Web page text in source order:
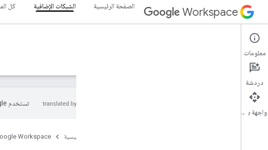
Workspace الصفحة الرئيسية الشبكات الإضافية كل
Add-ons
نظرة عامة
تستخدم Google تكنولوجيا الذكاء الاصطناعي لترجمة المحتوى إلى لغتك المفضّلة، وقد تتضمّن بعض الأخطاء.
الصفحة الرئيسية Workspace
معلومات
دردشة
واجهة برمجة التطبيقات